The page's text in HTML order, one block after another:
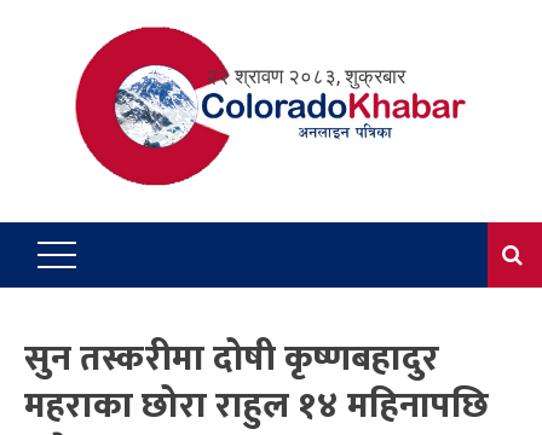
२२ श्रावण २०८३, शुक्रबार
सुन तस्करीमा दोषी कृष्णबहादुर
महराका छोरा राहुल १४ महिनापछि